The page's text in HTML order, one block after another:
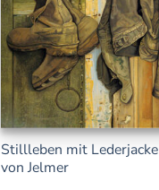
Stillleben mit Lederjacke
von Jelmer